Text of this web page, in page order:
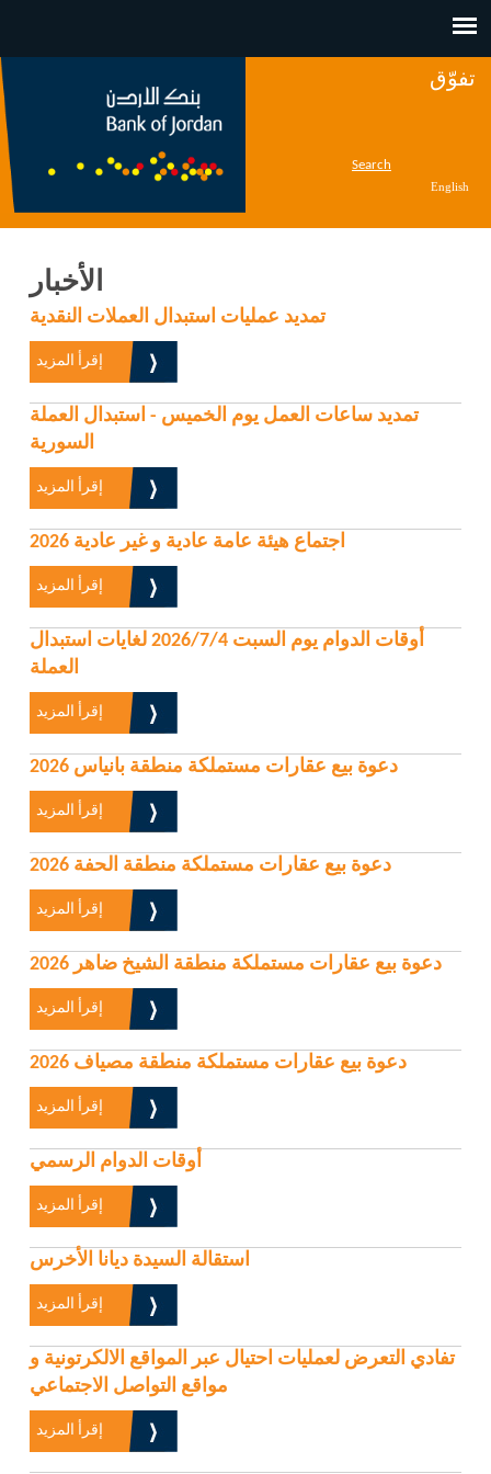
تفوّق
Search
English
الأخبار
تمديد عمليات استبدال العملات النقدية
إقرأ المزيد
تمديد ساعات العمل يوم الخميس - استبدال العملة
السورية
إقرأ المزيد
اجتماع هيئة عامة عادية و غير عادية 2026
إقرأ المزيد
أوقات الدوام يوم السبت 2026/7/4 لغايات استبدال
العملة
إقرأ المزيد
دعوة بيع عقارات مستملكة منطقة بانياس 2026
إقرأ المزيد
دعوة بيع عقارات مستملكة منطقة الحفة 2026
إقرأ المزيد
دعوة بيع عقارات مستملكة منطقة الشيخ ضاهر 2026
إقرأ المزيد
دعوة بيع عقارات مستملكة منطقة مصياف 2026
إقرأ المزيد
أوقات الدوام الرسمي
إقرأ المزيد
استقالة السيدة ديانا الأخرس
إقرأ المزيد
تفادي التعرض لعمليات احتيال عبر المواقع الالكرتونية و
مواقع التواصل الاجتماعي
إقرأ المزيد